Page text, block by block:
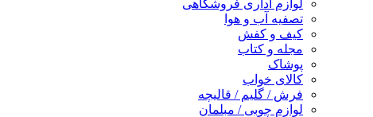
لوازم اداری فروشگاهی
تصفیه آب و هوا
کیف و کفش
مجله و کتاب
پوشاک
کالای خواب
فرش / گلیم / قالیچه
لوازم چوبی / مبلمان